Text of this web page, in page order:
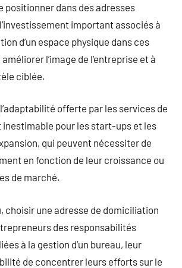
positionner dans des adresses
important associés à
d’un espace physique dans ces
l’image de l’entreprise et à
ciblée.
offerte par les services de
pour les start-ups et les
qui peuvent nécessiter de
en fonction de leur croissance ou
de marché.
choisir une adresse de domiciliation
des responsabilités
à la gestion d’un bureau, leur
de concentrer leurs efforts sur le